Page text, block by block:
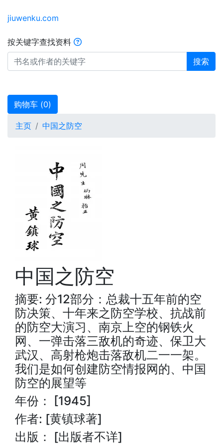
jiuwenku.com
按关键字查找资料
搜索
购物车 (0)
主页 中国之防空
中国之防空
摘要: 分12部分：总裁十五年前的空
防决策、十年来之防空学校、抗战前
的防空大演习、南京上空的钢铁火
网、一弹击落三敌机的奇迹、保卫大
武汉、高射枪炮击落敌机二一一架。
我们是如何创建防空情报网的、中国
防空的展望等
年份： [1945]
作者: [黄镇球著]
出版： [出版者不详]